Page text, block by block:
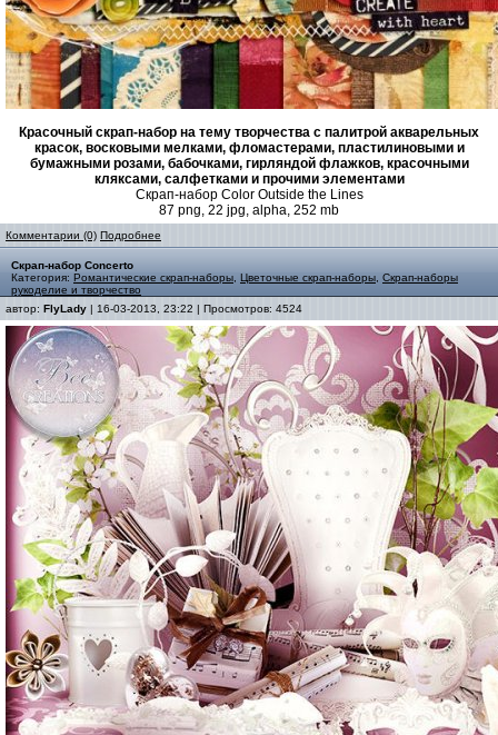
Красочный скрап-набор на тему творчества с палитрой акварельных
красок, восковыми мелками, фломастерами, пластилиновыми и
бумажными розами, бабочками, гирляндой флажков, красочными
кляксами, салфетками и прочими элементами
Скрап-набор Color Outside the Lines
87 png, 22 jpg, alpha, 252 mb
Комментарии (0) Подробнее
Скрап-набор Concerto
Категория: Романтические скрап-наборы Цветочные скрап-наборы Скрап-наборы
рукоделие и творчество
автор: FlyLady | 16-03-2013, 23:22 | Просмотров: 4524